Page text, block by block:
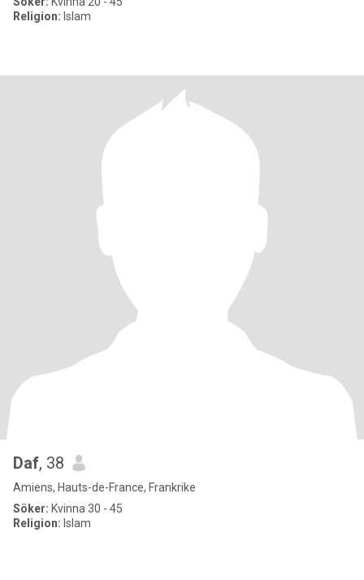
Religion: Islam
Daf, 38
Amiens, Hauts-de-France, Frankrike
Söker: Kvinna 30 - 45
Religion: Islam